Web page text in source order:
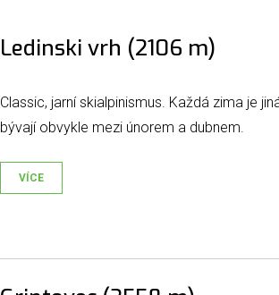
Ledinski vrh (2106 m)
Classic, jarní skialpinismus. Každá zima je
bývají obvykle mezi únorem a dubnem.
VÍCE